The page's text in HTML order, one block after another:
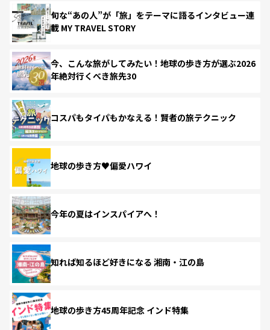
旬な“あの人”が「旅」をテーマに語るインタビュー連
載 MY TRAVEL STORY
今、こんな旅がしてみたい！地球の歩き方が選ぶ2026
年絶対行くべき旅先30
コスパもタイパもかなえる！賢者の旅テクニック
地球の歩き方♥偏愛ハワイ
今年の夏はインスパイアへ！
知れば知るほど好きになる 湘南・江の島
地球の歩き方45周年記念 インド特集